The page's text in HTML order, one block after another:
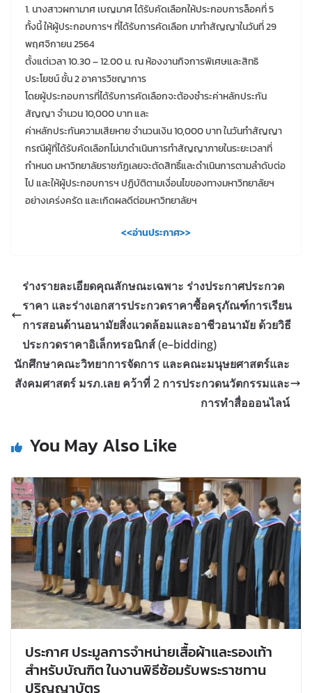
1. นางสาวผกามาศ เบญมาศ ได้รับคัดเลือกให้ประกอบการล็อคที่ 5
ทั้งนี้ ให้ผู้ประกอบการฯ ที่ได้รับการคัดเลือก มาทำสัญญาในวันที่ 29
พฤศจิกายน 2564
ตั้งแต่เวลา 10.30 – 12.00 น. ณ ห้องงานกิจการพิเศษและสิทธิ
ประโยชน์ ชั้น 2 อาคารวิชญาการ
โดยผู้ประกอบการที่ได้รับการคัดเลือกจะต้องชำระค่าหลักประกัน
สัญญา จำนวน 10,000 บาท และ
ค่าหลักประกันความเสียหาย จำนวนเงิน 10,000 บาท ในวันทำสัญญา
กรณีผู้ที่ได้รับคัดเลือกไม่มาดำเนินการทำสัญญาภายในระยะเวลาที่
กำหนด มหาวิทยาลัยราชภัฏเลยจะตัดสิทธิ์และดำเนินการตามลำดับต่อ
ไป และให้ผู้ประกอบการฯ ปฏิบัติตามเงื่อนไขของทางมหาวิทยาลัยฯ
อย่างเคร่งครัด และเกิดผลดีต่อมหาวิทยาลัยฯ
<<อ่านประกาศ>>
ร่างรายละเอียดคุณลักษณะเฉพาะ ร่างประกาศประกวด
ราคา และร่างเอกสารประกวดราคาซื้อครุภัณฑ์การเรียน
การสอนด้านอนามัยสิ่งแวดล้อมและอาชีวอนามัย ด้วยวิธี
ประกวดราคาอิเล็กทรอนิกส์ (e–bidding)
นักศึกษาคณะวิทยาการจัดการ และคณะมนุษยศาสตร์และ
สังคมศาสตร์ มรภ.เลย คว้าที่ 2 การประกวดนวัตกรรมและ
การทำสื่อออนไลน์
You May Also Like
ประกาศ ประมูลการจำหน่ายเสื้อผ้าและรองเท้า
สำหรับบัณฑิต ในงานพิธีซ้อมรับพระราชทาน
ปริญญาบัตร